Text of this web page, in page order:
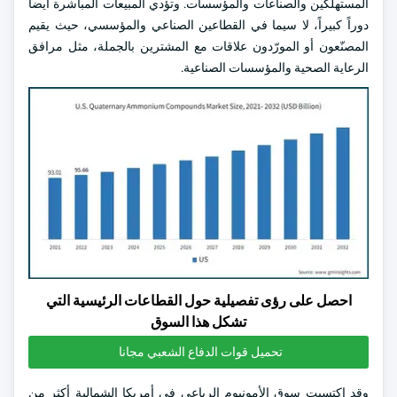
المستهلكين والصناعات والمؤسسات. وتؤدي المبيعات المباشرة أيضاً
دوراً كبيراً، لا سيما في القطاعين الصناعي والمؤسسي، حيث يقيم
المصنّعون أو المورّدون علاقات مع المشترين بالجملة، مثل مرافق
الرعاية الصحية والمؤسسات الصناعية.
احصل على رؤى تفصيلية حول القطاعات الرئيسية التي
تشكل هذا السوق
تحميل قوات الدفاع الشعبي مجانا
وقد اكتسبت سوق الأمونيوم الرباعي في أمريكا الشمالية أكثر من